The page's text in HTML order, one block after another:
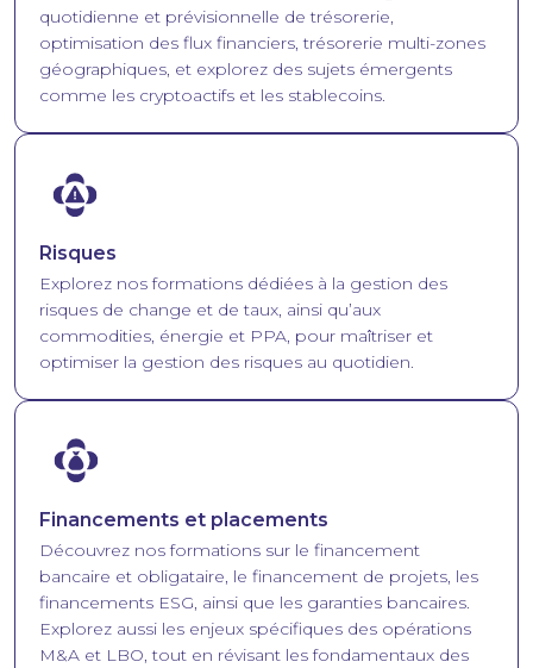
quotidienne et prévisionnelle de trésorerie,
optimisation des flux financiers, trésorerie multi-zones
géographiques, et explorez des sujets émergents
comme les cryptoactifs et les stablecoins.
Image
Risques
Explorez nos formations dédiées à la gestion des
risques de change et de taux, ainsi qu’aux
commodities, énergie et PPA, pour maîtriser et
optimiser la gestion des risques au quotidien.
Image
Financements et placements
Découvrez nos formations sur le financement
bancaire et obligataire, le financement de projets, les
financements ESG, ainsi que les garanties bancaires.
Explorez aussi les enjeux spécifiques des opérations
M&A et LBO, tout en révisant les fondamentaux des